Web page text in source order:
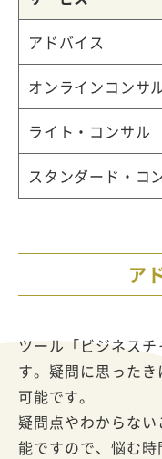
アドバイス
オンラインコンサ
ライト・コンサル
スタンダード・コ
ア
ツール「ビジネス
す。疑問に思った
可能です。
疑問点やわからな
能ですので、悩む